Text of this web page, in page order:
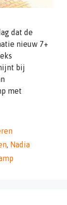
dat de
nieuw 7+
bij
met
, Nadia